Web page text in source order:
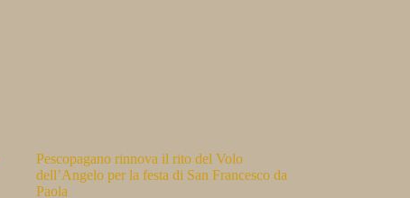
Pescopagano rinnova il rito del Volo
dell’Angelo per la festa di San Francesco da
Paola